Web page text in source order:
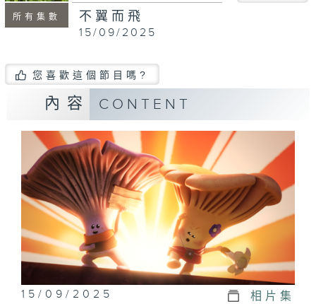
所有集數 不翼而飛
15/09/2025
您喜歡這個節目嗎?
內容 CONTENT
15/09/2025 相片集